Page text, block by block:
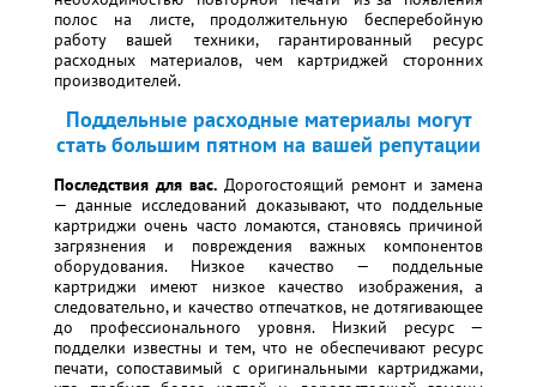
полос на листе, продолжительную бесперебойную
работу вашей техники, гарантированный ресурс
расходных материалов, чем картриджей сторонних
производителей.
Поддельные расходные материалы могут
стать большим пятном на вашей репутации
Последствия для вас. Дорогостоящий ремонт и замена
— данные исследований доказывают, что поддельные
картриджи очень часто ломаются, становясь причиной
загрязнения и повреждения важных компонентов
оборудования. Низкое качество — поддельные
картриджи имеют низкое качество изображения, а
следовательно, и качество отпечатков, не дотягивающее
до профессионального уровня. Низкий ресурс —
подделки известны и тем, что не обеспечивают ресурс
печати, сопоставимый с оригинальными картриджами,